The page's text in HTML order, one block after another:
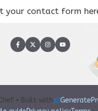
your contact form
• Built with